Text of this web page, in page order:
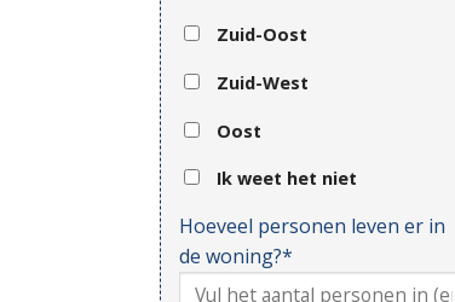
Zuid-Oost
Zuid-West
Oost
Ik weet het niet
Hoeveel personen leven er in
de woning?*